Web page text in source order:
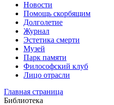
Новости
Помощь скорбящим
Долголетие
Журнал
Эстетика смерти
Музей
Парк памяти
Философский клуб
Лицо отрасли
Главная страница
Библиотека